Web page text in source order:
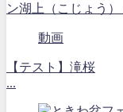
ン湖上（こじょう）
動画
【テスト】滝桜
...